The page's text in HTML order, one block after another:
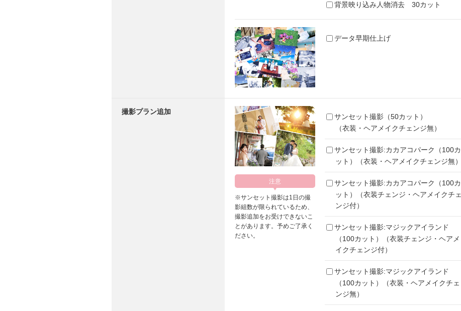
背景映り込み人物消去 30カット
データ早期仕上げ
撮影プラン追加
※サンセット撮影は1日の撮
影組数が限られているため、
撮影追加をお受けできないこ
とがあります。予めご了承く
ださい。
サンセット撮影（50カット）
（衣装・ヘアメイクチェンジ無）
サンセット撮影:カカアコパーク（100カ
ット）（衣装・ヘアメイクチェンジ無）
サンセット撮影:カカアコパーク（100カ
ット）（衣装チェンジ・ヘアメイクチェ
ンジ付）
サンセット撮影:マジックアイランド
（100カット）（衣装チェンジ・ヘアメ
イクチェンジ付）
サンセット撮影:マジックアイランド
（100カット）（衣装・ヘアメイクチェ
ンジ無）